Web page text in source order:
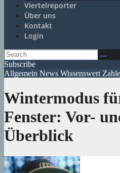
Viertelreporter
Über uns
Kontakt
Login
Subscribe
Allgemein News Wissenswert
Wintermodus
Fenster: Vor-
Überblick